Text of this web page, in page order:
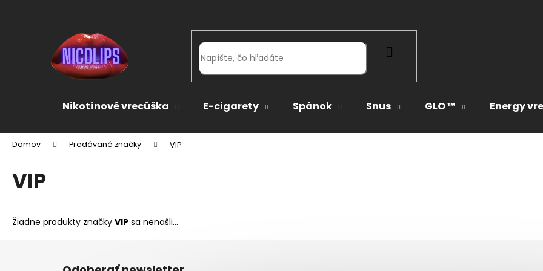
Nikotínové vrecúška E-cigarety Spánok Snus GLO ™ Energy
Domov Predávané značky VIP
VIP
Žiadne produkty značky VIP sa nenašli...
obchodu
obchodu
Z